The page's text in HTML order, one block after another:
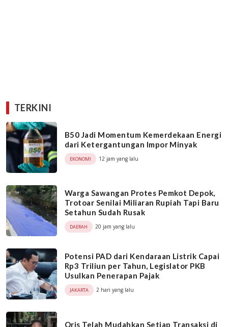
TERKINI
B50 Jadi Momentum Kemerdekaan Energi
dari Ketergantungan Impor Minyak
EKONOMI 12 jam yang lalu
Warga Sawangan Protes Pemkot Depok,
Trotoar Senilai Miliaran Rupiah Tapi Baru
Setahun Sudah Rusak
DAERAH 20 jam yang lalu
Potensi PAD dari Kendaraan Listrik Capai
Rp3 Triliun per Tahun, Legislator PKB
Usulkan Penerapan Pajak
JAKARTA 2 hari yang lalu
Qris Telah Mudahkan Setiap Transaksi di